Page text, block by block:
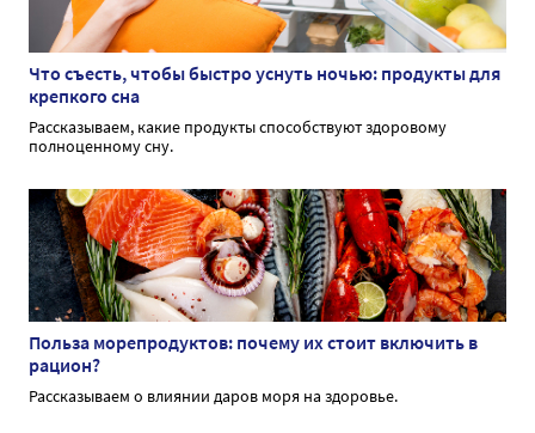
Что съесть, чтобы быстро уснуть ночью: продукты для
крепкого сна
Рассказываем, какие продукты способствуют здоровому
полноценному сну.
Польза морепродуктов: почему их стоит включить в
рацион?
Рассказываем о влиянии даров моря на здоровье.